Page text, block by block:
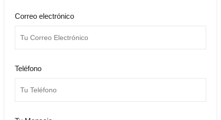
Correo electrónico
Teléfono